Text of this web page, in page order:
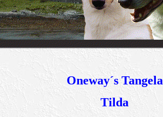
Oneway´s Tangela
Tilda